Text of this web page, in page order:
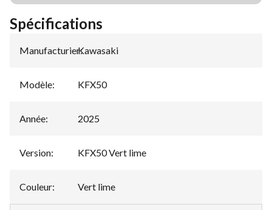
Spécifications
Manufacturier:
Kawasaki
Modèle: KFX50
Année: 2025
Version: KFX50 Vert lime
Couleur: Vert lime